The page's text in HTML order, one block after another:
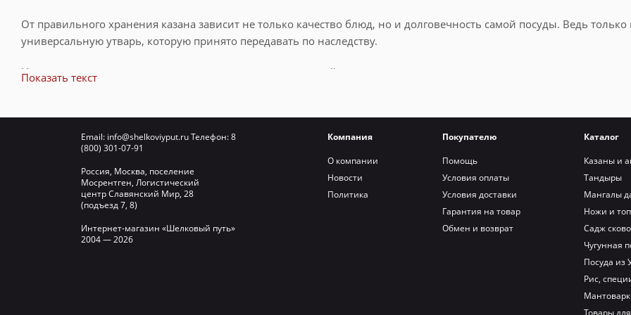
От правильного хранения казана зависит не только качество блюд, но и долговечность самой посуды. Ведь
универсальную утварь, которую принято передавать по наследству.
Не последнюю роль в этом вопросе играет и чехол, который позволяет организовать правильное хранение казана
Как выбрать чехол
Основной критерий – это литраж самого казана. В нашем магазине вас ждут чехлы, рассчитанные на:
казаны 4-6 литров;
модели 8-10 литров;
Показать текст
Email: info@shelkoviyput.ru Телефон: 8
(800) 301-07-91
Россия, Москва, поселение
Мосрентген, Логистический
центр Славянский Мир, 28
(подъезд 7, 8)
Интернет-магазин «Шелковый путь»
2004 — 2026
Компания
О компании
Новости
Политика
Покупателю
Помощь
Условия оплаты
Условия доставки
Гарантия на товар
Обмен и возврат
Каталог
Казаны и
Тандыры
Мангалы
Ножи и
Садж
Чугунная
Посуда из
Рис,
Товары